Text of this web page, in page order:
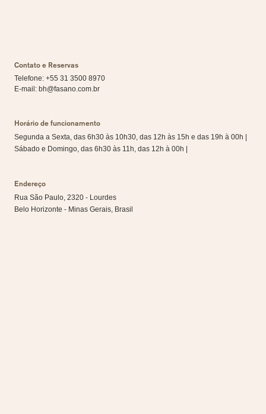
Contato e Reservas
Telefone: +55 31 3500 8970
E-mail: bh@fasano.com.br
Horário de funcionamento
Segunda a Sexta, das 6h30 às 10h30, das 12h às 15h e das 19h à 00h |
Sábado e Domingo, das 6h30 às 11h, das 12h à 00h |
Endereço
Rua São Paulo, 2320 - Lourdes
Belo Horizonte - Minas Gerais, Brasil